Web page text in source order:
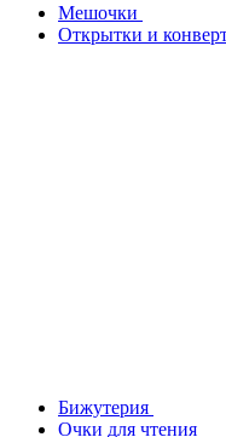
Мешочки
Открытки и
Бижутерия
Очки для чтения